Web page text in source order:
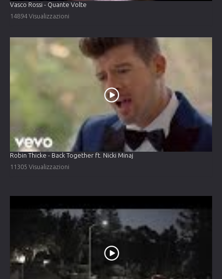
Vasco Rossi - Quante Volte
14894 Visualizzazioni
Robin Thicke - Back Together ft. Nicki Minaj
11305 Visualizzazioni